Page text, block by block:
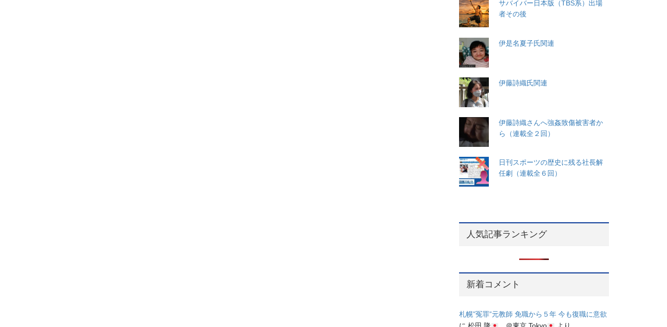
サバイバー日本版（TBS系）出場
者その後
伊是名夏子氏関連
伊藤詩織氏関連
伊藤詩織さんへ強姦致傷被害者か
ら（連載全２回）
日刊スポーツの歴史に残る社長解
任劇（連載全６回）
人気記事ランキング
新着コメント
札幌”冤罪”元教師 免職から５年 今も復職に意欲